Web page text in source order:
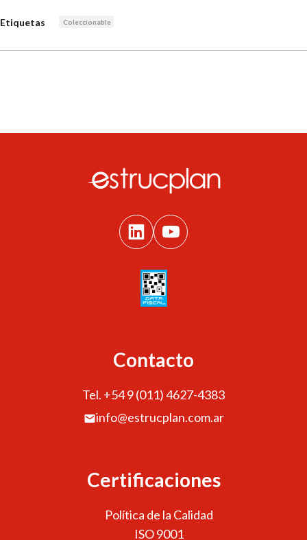
Etiquetas Coleccionable
Contacto
Tel. +54 9 (011) 4627-4383
info@estrucplan.com.ar
Certificaciones
Política de la Calidad
ISO 9001